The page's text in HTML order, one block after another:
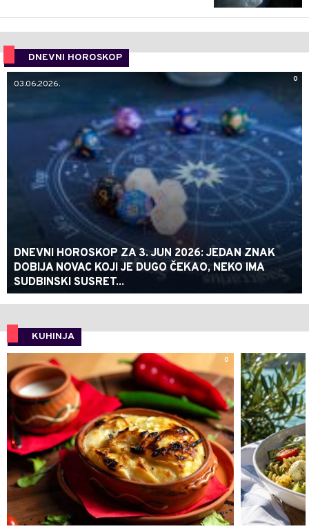
DNEVNI HOROSKOP
0
03.06.2026.
DNEVNI HOROSKOP ZA 3. JUN 2026: JEDAN ZNAK
DOBIJA NOVAC KOJI JE DUGO ČEKAO, NEKO IMA
SUDBINSKI SUSRET...
KUHINJA
0